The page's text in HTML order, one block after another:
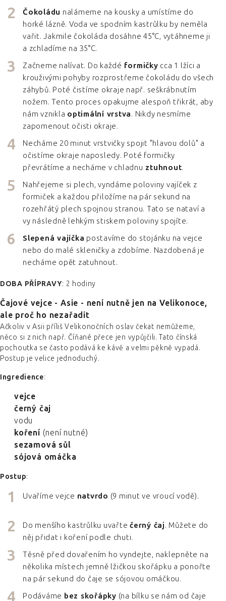
Čokoládu nalámeme na kousky a umístíme do
horké lázně. Voda ve spodním kastrůlku by neměla
vařit. Jakmile čokoláda dosáhne 45°C, vytáhneme ji
a zchladíme na 35°C.
Začneme nalívat. Do každé formičky cca 1 lžíci a
krouživými pohyby rozprostřeme čokoládu do všech
záhybů. Poté čistíme okraje např. seškrábnutím
nožem. Tento proces opakujme alespoň třikrát, aby
nám vznikla optimální vrstva. Nikdy nesmíme
zapomenout očisti okraje.
Necháme 20 minut vrstvičky spojit "hlavou dolů" a
očistíme okraje naposledy. Poté formičky
převrátíme a necháme v chladnu ztuhnout.
Nahřejeme si plech, vyndáme poloviny vajíček z
formiček a každou přiložíme na pár sekund na
rozehřátý plech spojnou stranou. Tato se nataví a
vy následně lehkým stiskem poloviny spojíte.
Slepená vajíčka postavíme do stojánku na vejce
nebo do malé skleničky a zdobíme. Nazdobená je
necháme opět zatuhnout.
DOBA PŘÍPRAVY: 2 hodiny
Čajové vejce - Asie - není nutně jen na Velikonoce,
ale proč ho nezařadit
Ačkoliv v Asii příliš Velikonočních oslav čekat nemůžeme,
něco si z nich např. Číňané přece jen vypůjčili. Tato čínská
pochoutka se často podává ke kávě a velmi pěkně vypadá.
Postup je velice jednoduchý.
Ingredience:
vejce
černý čaj
vodu
koření (není nutné)
sezamová sůl
sójová omáčka
Postup:
Uvaříme vejce natvrdo (9 minut ve vroucí vodě).
Do menšího kastrůlku uvařte černý čaj. Můžete do
něj přidat i koření podle chuti.
Těsně před dovařením ho vyndejte, naklepněte na
několika místech jemně lžičkou skořápku a ponořte
na pár sekund do čaje se sójovou omáčkou.
Podáváme bez skořápky (na bílku se nám od čaje